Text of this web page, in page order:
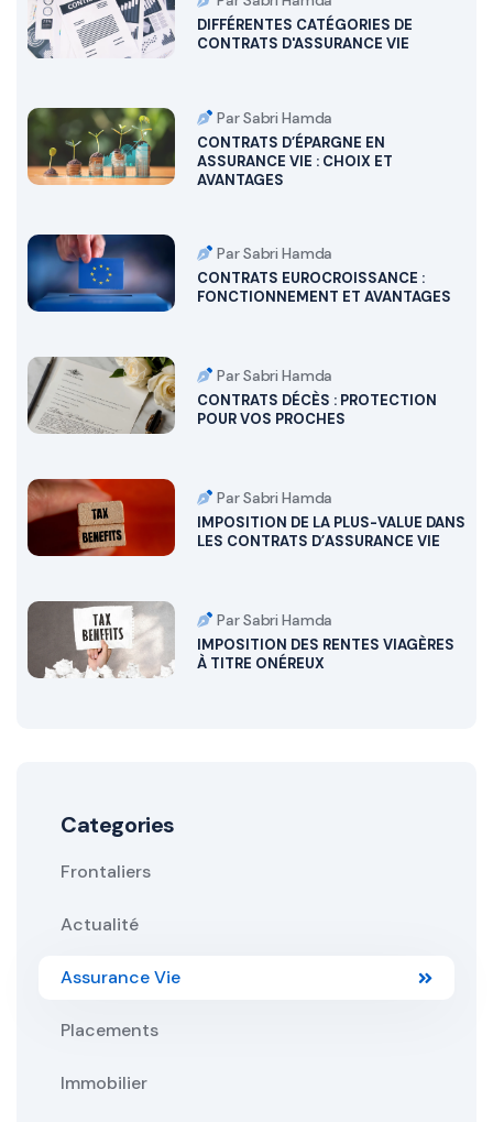
DIFFÉRENTES CATÉGORIES DE
CONTRATS D'ASSURANCE VIE
Par Sabri Hamda
CONTRATS D’ÉPARGNE EN
ASSURANCE VIE : CHOIX ET
AVANTAGES
Par Sabri Hamda
CONTRATS EUROCROISSANCE :
FONCTIONNEMENT ET AVANTAGES
Par Sabri Hamda
CONTRATS DÉCÈS : PROTECTION
POUR VOS PROCHES
Par Sabri Hamda
IMPOSITION DE LA PLUS-VALUE DANS
LES CONTRATS D’ASSURANCE VIE
Par Sabri Hamda
IMPOSITION DES RENTES VIAGÈRES
À TITRE ONÉREUX
Categories
Frontaliers
Actualité
Assurance Vie
Placements
Immobilier